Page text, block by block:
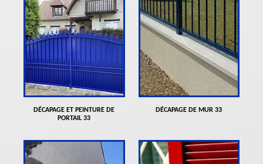
DÉCAPAGE ET PEINTURE DE
PORTAIL 33
DÉCAPAGE DE MUR 33